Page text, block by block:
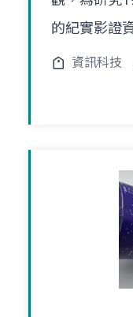
的紀實影證
資訊科技